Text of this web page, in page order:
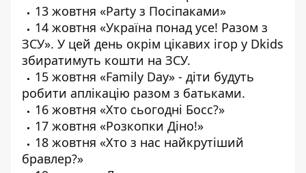
13 жовтня «Party з Посіпаками»
14 жовтня «Україна понад усе! Разом з
ЗСУ». У цей день окрім цікавих ігор у Dkids
збиратимуть кошти на ЗСУ.
15 жовтня «Family Day» - діти будуть
робити аплікацію разом з батьками.
16 жовтня «Хто сьогодні Босс?»
17 жовтня «Розкопки Діно!»
18 жовтня «Хто з нас найкрутіший
бравлер?»